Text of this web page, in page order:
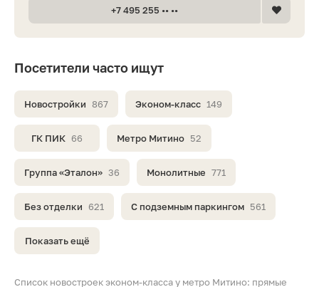
Список новостроек эконом-класса у метро Митино: прямые
Посетители часто ищут
Новостройки 867 Эконом-класс 149
ГК ПИК 66 Метро Митино 52
Группа «Эталон» 36 Монолитные 771
Без отделки 621 С подземным паркингом 561
Показать ещё
+7 495 255 •• ••